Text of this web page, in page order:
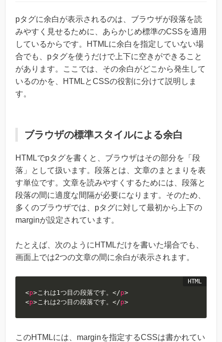
pタグに余白が表示されるのは、ブラウザが段落を読
みやすく見せるために、あらかじめ標準のCSSを適用
しているからです。HTMLに余白を指定していない場
合でも、pタグを使うだけで上下に空きができること
があります。ここでは、その余白がどこから発生して
いるのかを、HTMLとCSSの役割に分けて説明しま
す。
ブラウザの標準スタイルによる余白
HTMLでpタグを書くと、ブラウザはその部分を「段
落」として扱います。段落とは、文章のまとまりを表
す単位です。文章を読みやすくするためには、段落と
段落の間に適度な間隔が必要になります。そのため、
多くのブラウザでは、pタグに対して最初から上下の
marginが設定されています。
たとえば、次のようにHTMLだけを書いた場合でも、
画面上では2つの文章の間に余白が表示されます。
<p>これは1つ目の段落です。</p>
<p>これは2つ目の段落です。</p>
このHTMLには、marginを指定するCSSは書かれてい